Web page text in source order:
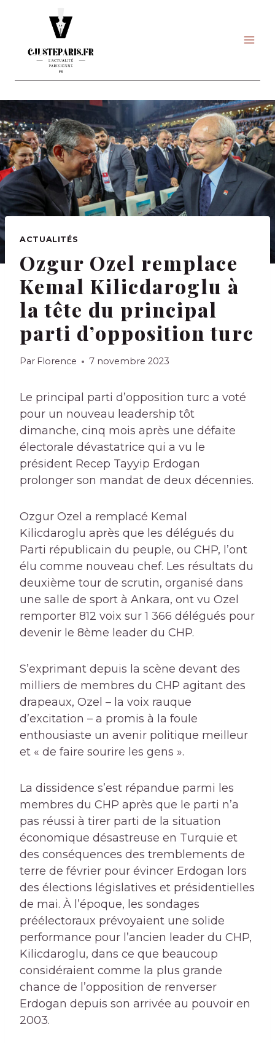
ACTUALITÉS
Ozgur Ozel remplace
Kemal Kilicdaroglu à
la tête du principal
parti d’opposition turc
Par Florence 7 novembre 2023
Le principal parti d’opposition turc a voté
pour un nouveau leadership tôt
dimanche, cinq mois après une défaite
électorale dévastatrice qui a vu le
président Recep Tayyip Erdogan
prolonger son mandat de deux décennies.
Ozgur Ozel a remplacé Kemal
Kilicdaroglu après que les délégués du
Parti républicain du peuple, ou CHP, l’ont
élu comme nouveau chef. Les résultats du
deuxième tour de scrutin, organisé dans
une salle de sport à Ankara, ont vu Ozel
remporter 812 voix sur 1 366 délégués pour
devenir le 8ème leader du CHP.
S’exprimant depuis la scène devant des
milliers de membres du CHP agitant des
drapeaux, Ozel – la voix rauque
d’excitation – a promis à la foule
enthousiaste un avenir politique meilleur
et « de faire sourire les gens ».
La dissidence s’est répandue parmi les
membres du CHP après que le parti n’a
pas réussi à tirer parti de la situation
économique désastreuse en Turquie et
des conséquences des tremblements de
terre de février pour évincer Erdogan lors
des élections législatives et présidentielles
de mai. À l’époque, les sondages
préélectoraux prévoyaient une solide
performance pour l’ancien leader du CHP,
Kilicdaroglu, dans ce que beaucoup
considéraient comme la plus grande
chance de l’opposition de renverser
Erdogan depuis son arrivée au pouvoir en
2003.